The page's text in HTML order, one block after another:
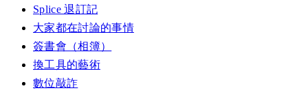
Splice 退訂記
大家都在討論的事情
簽書會（相簿）
換工具的藝術
數位敲詐